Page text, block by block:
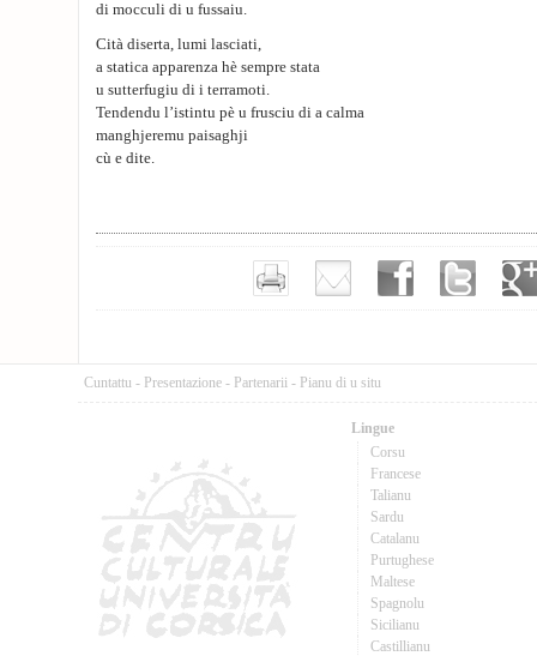
di mocculi di u fussaiu.
Cità diserta, lumi lasciati,
a statica apparenza hè sempre stata
u sutterfugiu di i terramoti.
Tendendu l’istintu pè u frusciu di a calma
manghjeremu paisaghji
cù e dite.
Cuntattu - Presentazione - Partenarii - Pianu di u situ
Lingue
Corsu
Francese
Talianu
Sardu
Catalanu
Purtughese
Maltese
Spagnolu
Sicilianu
Castillianu